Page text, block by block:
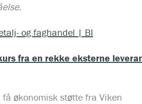
og faghandel | BI
fra en rekke eksterne
økonomisk støtte fra Viken